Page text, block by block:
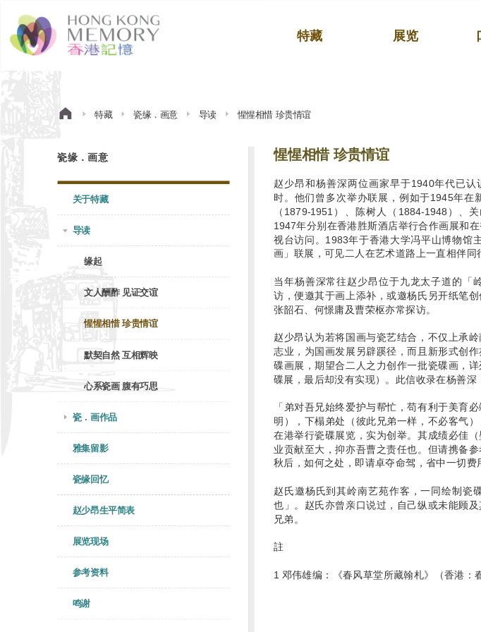
特藏 展览
特藏 瓷缘．画意 导读 惺惺相惜 珍贵情谊
瓷缘．画意
关于特藏
导读
缘起
文人酬酢 见证交谊
惺惺相惜 珍贵情谊
默契自然 互相辉映
心系瓷画 腹有巧思
瓷．画作品
雅集留影
瓷缘回忆
赵少昂生平简表
展览现场
参考资料
鸣谢
惺惺相惜 珍贵情谊
赵少昂和杨善深两位画家早于1940年代已
时。他们曾多次举办联展，例如于1945年在
（1879-1951）、陈树人（1884-1948）、
1947年分别在香港胜斯酒店举行合作画展和
视台访问。1983年于香港大学冯平山博物馆
画」联展，可见二人在艺术道路上一直相伴同
当年杨善深常往赵少昂位于九龙太子道的「
访，便邀其于画上添补，或邀杨氏另开纸笔
张韶石、何憬庸及曹荣枢亦常探访。
赵少昂认为若将国画与瓷艺结合，不仅上承
志业，为国画发展另辟蹊径，而且新形式创
碟画展，期望合二人之力创作一批瓷碟画，
碟展，最后却没有实现）。此信收录在杨善深
「弟对吾兄始终爱护与帮忙，苟有利于美
明），下榻弟处（彼此兄弟一样，不必客气
在港举行瓷碟展览，实为创举。其成绩必佳
业贡献至大，抑亦吾曹之责任也。但请携备
秋后，如何之处，即请卓夺命驾，省中一切费
赵氏邀杨氏到其岭南艺苑作客，一同绘制瓷
也」。赵氏亦曾亲口说过，自己纵或未能顾
兄弟。
註
1 邓伟雄编：《春风草堂所藏翰札》（香港：